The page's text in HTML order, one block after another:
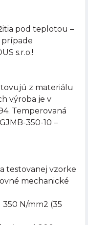
pod teplotou –
prípade
s.r.o.!
z materiálu
výroba je v
Temperovaná
350-10 –
testovanej vzorke
mechanické
N/mm2 (35